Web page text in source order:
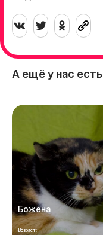
А ещё у нас есть
Божена
Возраст: